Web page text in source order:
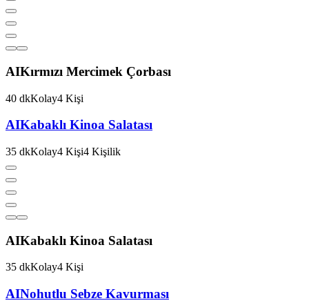
AIKırmızı Mercimek Çorbası
40 dkKolay4 Kişi
AIKabaklı Kinoa Salatası
35 dkKolay4 Kişi4 Kişilik
AIKabaklı Kinoa Salatası
35 dkKolay4 Kişi
AINohutlu Sebze Kavurması